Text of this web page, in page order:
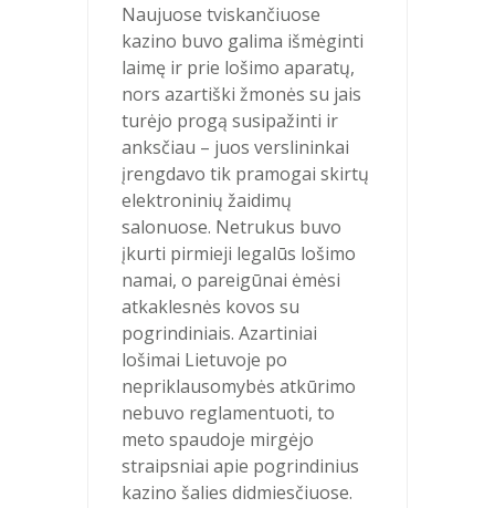
Naujuose tviskančiuose
kazino buvo galima išmėginti
laimę ir prie lošimo aparatų,
nors azartiški žmonės su jais
turėjo progą susipažinti ir
anksčiau – juos verslininkai
įrengdavo tik pramogai skirtų
elektroninių žaidimų
salonuose. Netrukus buvo
įkurti pirmieji legalūs lošimo
namai, o pareigūnai ėmėsi
atkaklesnės kovos su
pogrindiniais. Azartiniai
lošimai Lietuvoje po
nepriklausomybės atkūrimo
nebuvo reglamentuoti, to
meto spaudoje mirgėjo
straipsniai apie pogrindinius
kazino šalies didmiesčiuose.